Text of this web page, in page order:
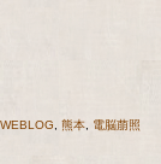
WEBLOG 熊本 電脳萠照